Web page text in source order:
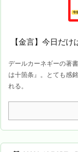
【金言】今日だ
デールカーネギーの著
は十箇条』。とても感
れる。